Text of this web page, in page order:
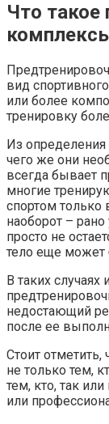
Что такое
вид
или более
тренировку
Из определения
чего же они
всегда бывает
многие
спортом
наоборот –
просто не
тело еще может
В таких
недостающий
после ее
Стоит
не только тем,
тем, кто, так
или